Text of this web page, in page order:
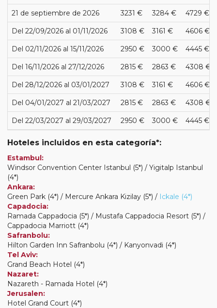
21 de septiembre de 2026 3231 € 3284 € 4729 €
Del 22/09/2026 al 01/11/2026 3108 € 3161 € 4606 €
Del 02/11/2026 al 15/11/2026 2950 € 3000 € 4445 €
Del 16/11/2026 al 27/12/2026 2815 € 2863 € 4308 €
Del 28/12/2026 al 03/01/2027 3108 € 3161 € 4606 €
Del 04/01/2027 al 21/03/2027 2815 € 2863 € 4308 €
Del 22/03/2027 al 29/03/2027 2950 € 3000 € 4445 €
Hoteles incluidos en esta categoría*:
Estambul:
Windsor Convention Center Istanbul (5*) / Yigitalp Istanbul
(4*)
Ankara:
Green Park (4*) / Mercure Ankara Kizilay (5*) / Ickale (4*)
Capadocia:
Ramada Cappadocia (5*) / Mustafa Cappadocia Resort (5*) /
Cappadocia Marriott (4*)
Safranbolu:
Hilton Garden Inn Safranbolu (4*) / Kanyonvadi (4*)
Tel Aviv:
Grand Beach Hotel (4*)
Nazaret:
Nazareth - Ramada Hotel (4*)
Jerusalen:
Hotel Grand Court (4*)